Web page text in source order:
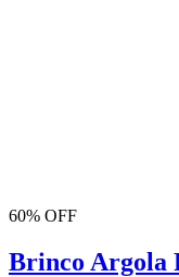
60% OFF
Brinco Argola